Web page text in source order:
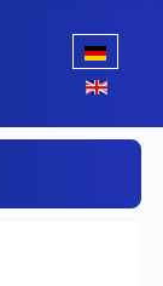
Sprache